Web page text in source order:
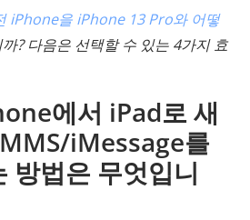
iPhone을 iPhone 13 Pro와 어떻
까? 다음은 선택할 수 있는 4가지 효
에서 iPad로 새
iMessage를
방법은 무엇입니